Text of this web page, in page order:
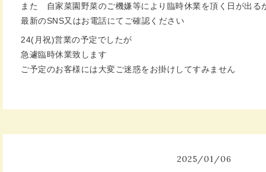
また 自家菜園野菜のご機嫌等により臨時休業を頂く日が出る
最新のSNS又はお電話にてご確認ください
24(月祝)営業の予定でしたが
急遽臨時休業致します
ご予定のお客様には大変ご迷惑をお掛けしてすみません
2025/01/06